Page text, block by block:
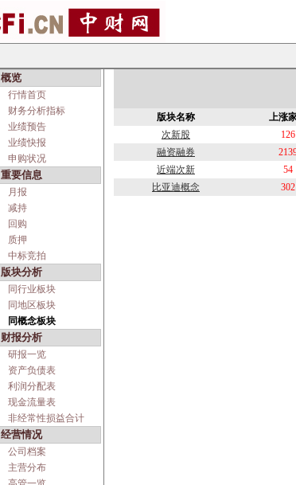
概览
行情首页
财务分析指标
业绩预告
业绩快报
申购状况
重要信息
月报
减持
回购
质押
中标竞拍
版块分析
同行业板块
同地区板块
同概念板块
财报分析
研报一览
资产负债表
利润分配表
现金流量表
非经常性损益合计
经营情况
公司档案
主营分布
版块名称
上涨
次新股
126
融资融券
近端次新
54
比亚迪概念
302